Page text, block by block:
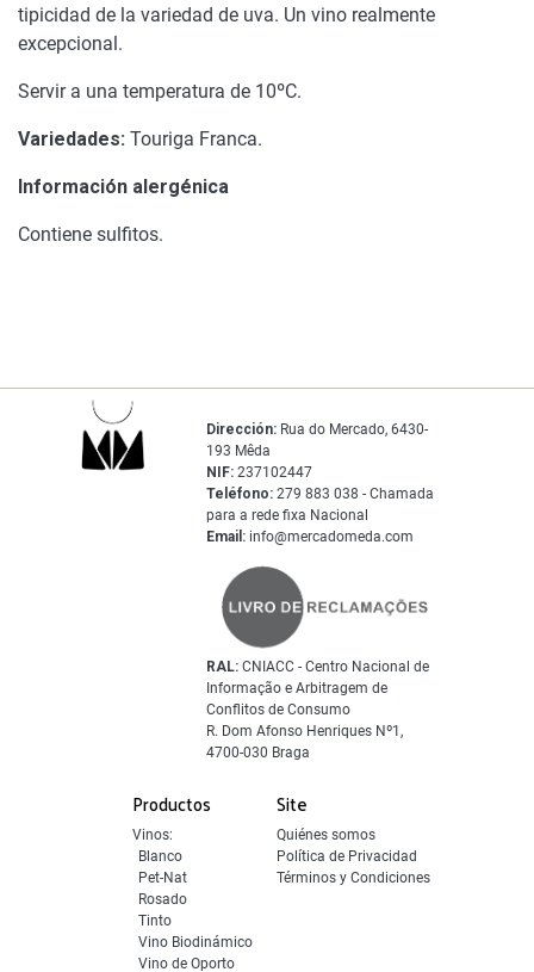
tipicidad de la variedad de uva. Un vino realmente
excepcional.
Servir a una temperatura de 10ºC.
Variedades: Touriga Franca.
Información alergénica
Contiene sulfitos.
Productos
Vinos:
Blanco
Pet-Nat
Rosado
Tinto
Vino Biodinámico
Vino de Oporto
Site
Quiénes somos
Política de Privacidad
Términos y Condiciones
Dirección: Rua do Mercado, 6430-
193 Mêda
NIF: 237102447
Teléfono: 279 883 038 - Chamada
para a rede fixa Nacional
Email: info@mercadomeda.com
RAL: CNIACC - Centro Nacional de
Informação e Arbitragem de
Conflitos de Consumo
R. Dom Afonso Henriques Nº1,
4700-030 Braga